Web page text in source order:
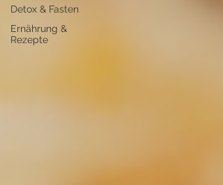
Detox & Fasten
Ernährung &
Rezepte